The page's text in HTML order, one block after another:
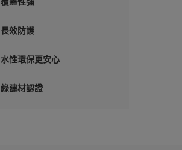
長效防護
水性環保更安心
綠建材認證